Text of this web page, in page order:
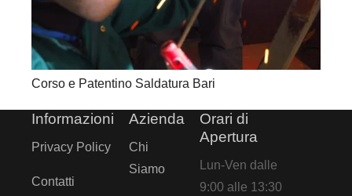
Corso e Patentino Saldatura Bari
Informazioni
Privacy Policy
Contatti
Azienda
Chi
Siamo
Orari di
Apertura
Lun-Ven dalle
9:00 alle 13:30